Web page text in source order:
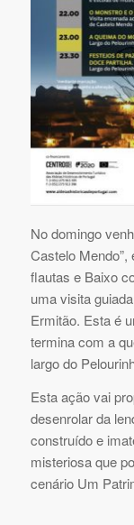
No domingo
Castelo Mendo”,
flautas e Baixo
uma visita
Ermitão. Esta é
termina com a
largo do
Esta ação vai
desenrolar da
construído e
misteriosa que
cenário Um